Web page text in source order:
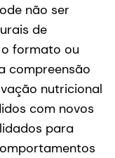
não ser
de
formato ou
compreensão
nutricional
com novos
para